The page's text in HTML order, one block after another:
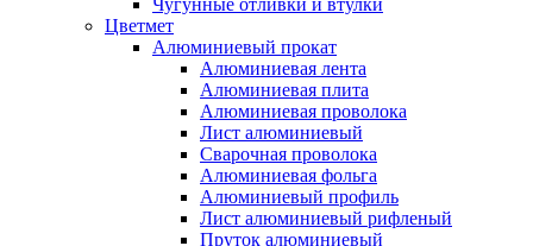
Чугунные отливки и втулки
Цветмет
Алюминиевый прокат
Алюминиевая лента
Алюминиевая плита
Алюминиевая проволока
Лист алюминиевый
Сварочная проволока
Алюминиевая фольга
Алюминиевый профиль
Лист алюминиевый рифленый
Пруток алюминиевый